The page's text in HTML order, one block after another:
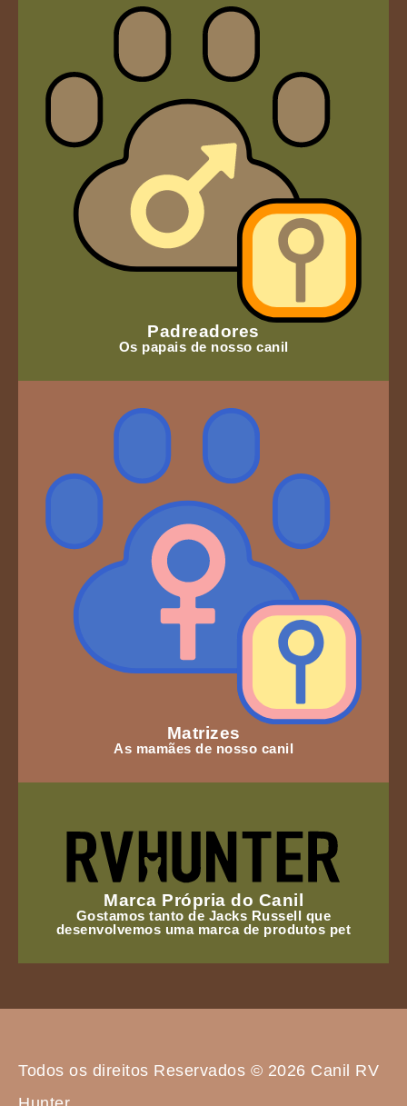
Padreadores
Os papais de nosso canil
Matrizes
As mamães de nosso canil
Marca Própria do Canil
Gostamos tanto de Jacks Russell que
desenvolvemos uma marca de produtos pet
Todos os direitos Reservados © 2026 Canil RV